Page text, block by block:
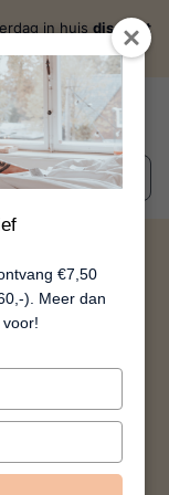
€7,50
). Meer dan
in huis discreet